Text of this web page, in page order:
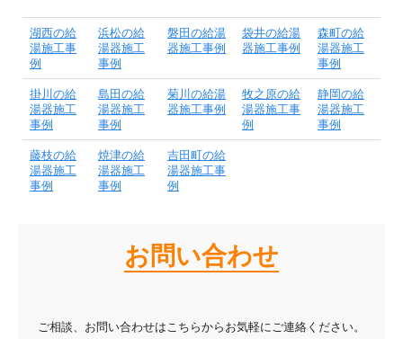
湖西の給
湯施工事
例
浜松の給
湯器施工
事例
磐田の給湯
器施工事例
袋井の給湯
器施工事例
森町の給
湯器施工
事例
掛川の給
湯器施工
事例
島田の給
湯器施工
事例
菊川の給湯
器施工事例
牧之原の給
湯器施工事
例
静岡の給
湯器施工
事例
藤枝の給
湯器施工
事例
焼津の給
湯器施工
事例
吉田町の給
湯器施工事
例
お問い合わせ
ご相談、お問い合わせはこちらからお気軽にご連絡ください。